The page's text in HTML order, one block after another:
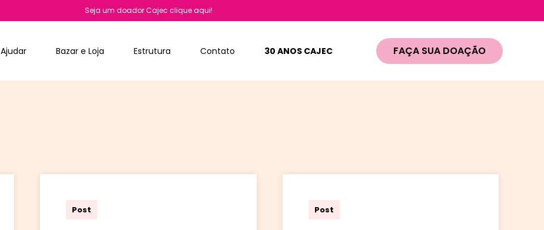
Seja um doador Cajec clique aqui!
Bazar e Loja Estrutura Contato 30 ANOS CAJEC FAÇA SUA DOAÇÃO
Post Post